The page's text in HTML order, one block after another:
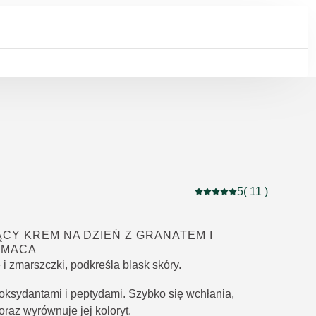
Current rating: 5 out of
5( 11 )
KREM NA DZIEŃ Z GRANATEM I
zmarszczki, podkreśla blask skóry.
i peptydami. Szybko się wchłania,
wyrównuje jej koloryt.